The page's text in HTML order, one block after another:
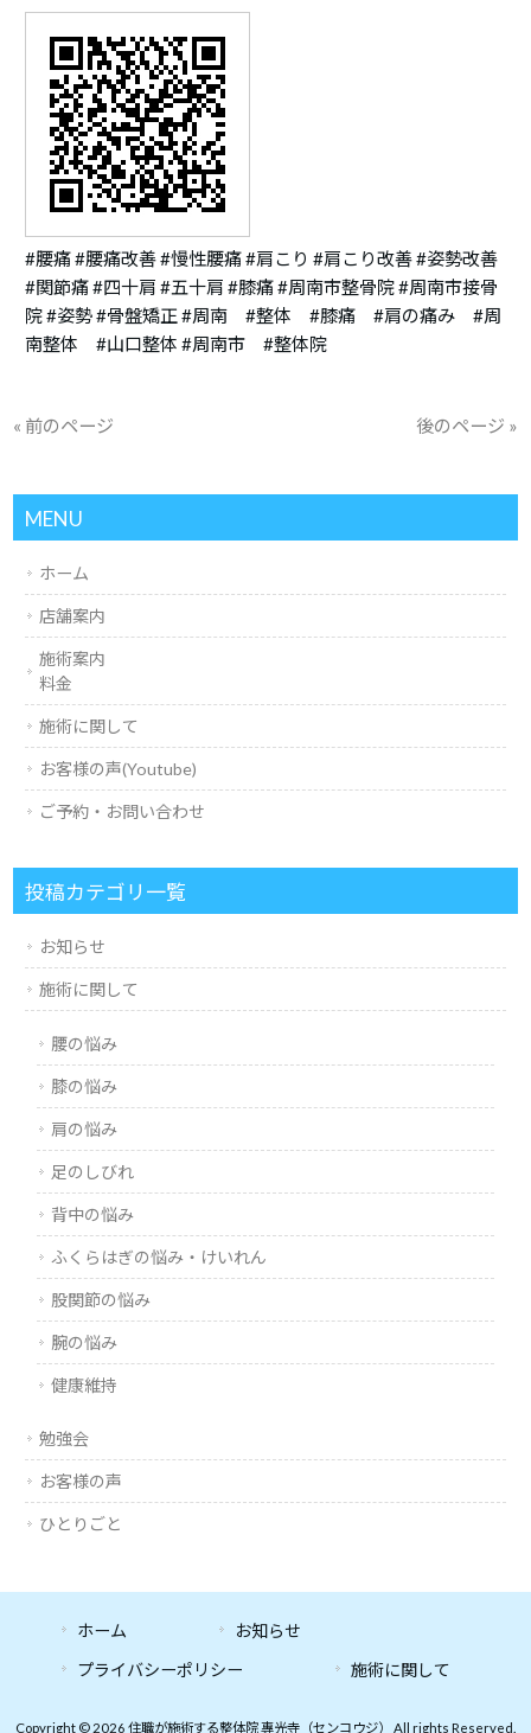
#腰痛 #腰痛改善 #慢性腰痛 #肩こり #肩こり改善 #姿勢改善
#関節痛 #四十肩 #五十肩 #膝痛 #周南市整骨院 #周南市接骨
院 #姿勢 #骨盤矯正 #周南 #整体 #膝痛 #肩の痛み #周
南整体 #山口整体 #周南市 #整体院
« 前のページ 後のページ »
MENU
ホーム
店舗案内
施術案内
料金
施術に関して
お客様の声(Youtube)
ご予約・お問い合わせ
投稿カテゴリ一覧
お知らせ
施術に関して
腰の悩み
膝の悩み
肩の悩み
足のしびれ
背中の悩み
ふくらはぎの悩み・けいれん
股関節の悩み
腕の悩み
健康維持
勉強会
お客様の声
ひとりごと
ホーム
お知らせ
プライバシーポリシー
施術に関して
Copyright © 2026 住職が施術する整体院 專光寺（センコウジ） All rights Reserved.